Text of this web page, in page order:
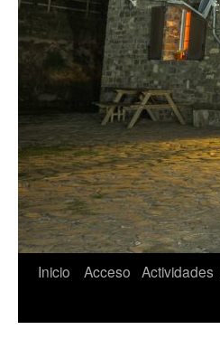
Inicio Acceso Actividades